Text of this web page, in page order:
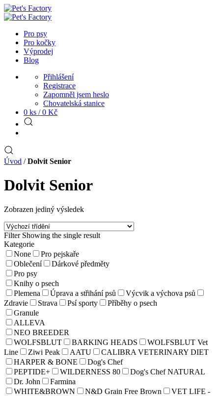
Pro psy
Pro kočky
Výprodej
Blog
Přihlášení
Registrace
Zapomněl jsem heslo
Chovatelská stanice
0 ks / 0 Kč
Úvod /Dolvit Senior
Dolvit Senior
Zobrazen jediný výsledek
Filter Showing the single result
Kategorie
None
Pro pejskaře
Oblečení
Dárkové předměty
Pro psy
Knihy o psech
Plemena
Úprava a střihání psů
Výcvik a výchova psů
Zdravie
Strava Psí sporty
Příběhy o psech
Granule
ALLEVA
NEO BREEDER
WOLFSBLUT
BARKING HEADS
WOLFSBLUT Vet
Line
Ziwi Peak AATU
CALIBRA VETERINARY DIET
HARPER & BONE
Dog's Chef
PEPTIDE+
WILDERNESS 80
Dog's Chef NATURAL
Dr. John
Farmina
WHITE&BROWN
N&D Grain Free Brown
VET LIFE -